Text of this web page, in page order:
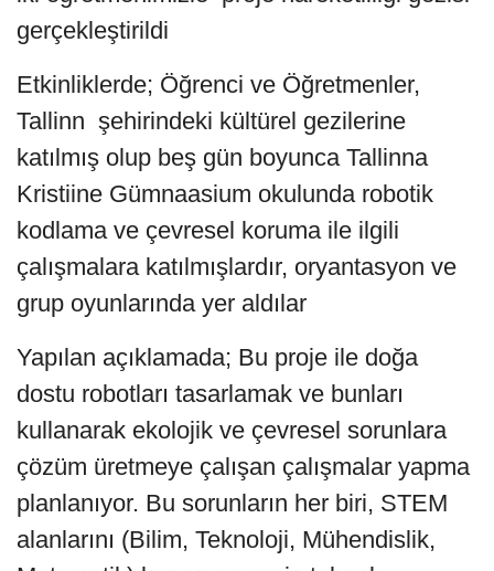
gerçekleştirildi
Etkinliklerde; Öğrenci ve Öğretmenler,
Tallinn şehirindeki kültürel gezilerine
katılmış olup beş gün boyunca Tallinna
Kristiine Gümnaasium okulunda robotik
kodlama ve çevresel koruma ile ilgili
çalışmalara katılmışlardır, oryantasyon ve
grup oyunlarında yer aldılar
Yapılan açıklamada; Bu proje ile doğa
dostu robotları tasarlamak ve bunları
kullanarak ekolojik ve çevresel sorunlara
çözüm üretmeye çalışan çalışmalar yapma
planlanıyor. Bu sorunların her biri, STEM
alanlarını (Bilim, Teknoloji, Mühendislik,